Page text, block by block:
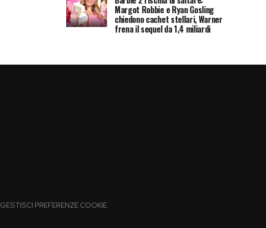
Margot Robbie e Ryan Gosling
chiedono cachet stellari, Warner
frena il sequel da 1,4 miliardi
GESTISCI PREFERENZE COOKIE